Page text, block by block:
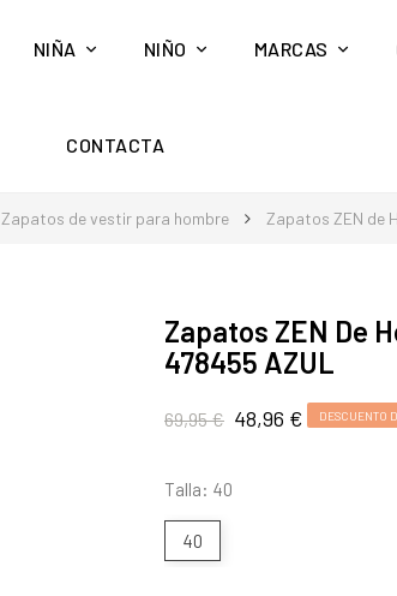
NIÑA NIÑO MARCAS
CONTACTA
Zapatos de vestir para hombre Zapatos ZEN de
Zapatos ZEN De
478455 AZUL
69,95 € 48,96 € DESCUENTO
Talla: 40
40